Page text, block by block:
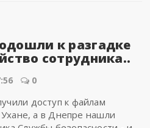
к разгадке
сотрудника..
0
доступ к файлам
Ухане, а в Днепре нашли